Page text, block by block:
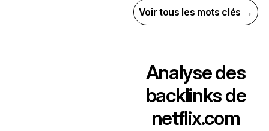
Voir tous les mots clés →
Analyse des
backlinks de
netflix.com